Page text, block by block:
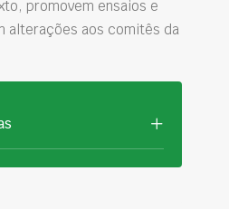
promovem ensaios e
alterações aos comitês da